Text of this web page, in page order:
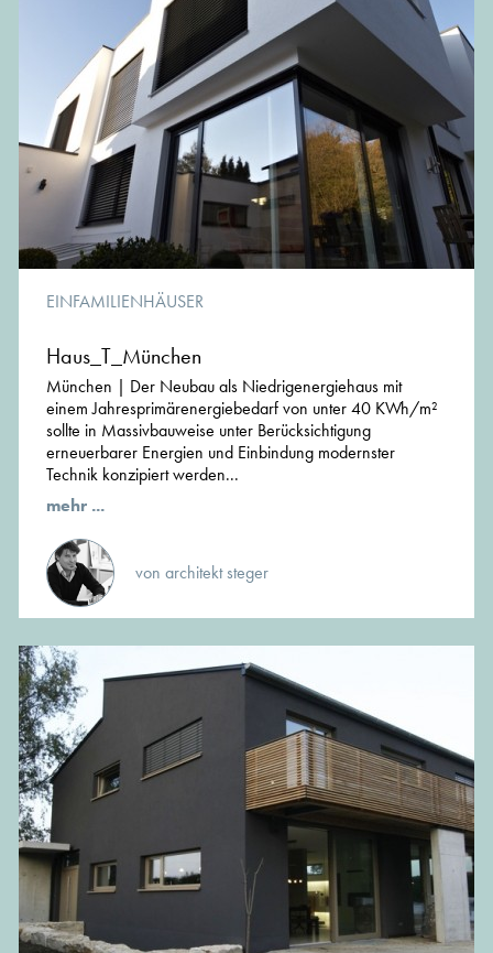
EINFAMILIENHÄUSER
Haus_T_München
München | Der Neubau als Niedrigenergiehaus mit
einem Jahresprimärenergiebedarf von unter 40 KWh/m²
sollte in Massivbauweise unter Berücksichtigung
erneuerbarer Energien und Einbindung modernster
Technik konzipiert werden...
mehr ...
von architekt steger